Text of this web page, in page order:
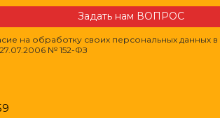
Задать нам ВОПРОС
на обработку своих персональных данных
№ 152-ФЗ